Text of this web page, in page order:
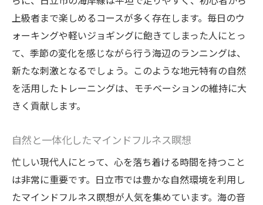
例
日立市でのダイエット成功者の実例紹介
成功者に学ぶ効果的なモチベーション維持
法
ダイエット成功に繋がる食事と運動のバラ
ンス
プログラムの選択が鍵となる成功事例
成功者が語る日立市での健康的な生活
上級者まで楽しめるコースが多く存在します。毎日のウ
ォーキングや軽いジョギングに飽きてしまった人にとっ
て、季節の変化を感じながら行う海辺のランニングは、
新たな刺激となるでしょう。このような地元特有の自然
を活用したトレーニングは、モチベーションの維持に大
きく貢献します。
自然と一体化したマインドフルネス瞑想
忙しい現代人にとって、心を落ち着ける時間を持つこと
は非常に重要です。日立市では豊かな自然環境を利用し
たマインドフルネス瞑想が人気を集めています。海の音